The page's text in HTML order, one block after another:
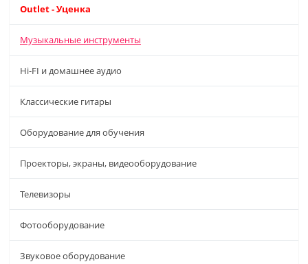
Outlet - Уценка
Музыкальные инструменты
Hi-FI и домашнее аудио
Классические гитары
Оборудование для обучения
Проекторы, экраны, видеооборудование
Телевизоры
Фотооборудование
Звуковое оборудование